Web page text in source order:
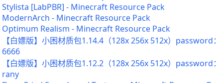
Stylista [LabPBR] - Minecraft Resource Pack
ModernArch - Minecraft Resource Pack
Optimum Realism - Minecraft Resource Pack
【白嫖版】小困材质包1.14.4（128x 256x 512x）password：
6666
【白嫖版】小困材质包1.12.2（128x 256x 512x）password：
rany